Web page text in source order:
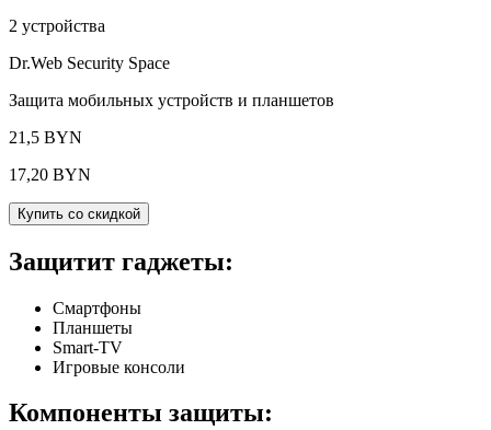
2 устройства
Dr.Web Security Space
Защита мобильных устройств и планшетов
21,5 BYN
17,20 BYN
Купить со скидкой
Защитит гаджеты:
Смартфоны
Планшеты
Smart-TV
Игровые консоли
Компоненты защиты: